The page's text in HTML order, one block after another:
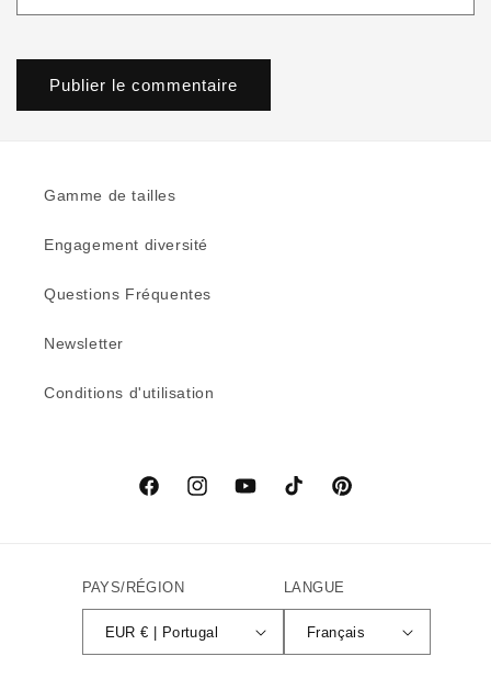
Gamme de tailles
Engagement diversité
Questions Fréquentes
Newsletter
Conditions d'utilisation
FacebookInstagramYouTubeTikTok Pinterest
PAYS/RÉGION
EUR € | Portugal
LANGUE
Français